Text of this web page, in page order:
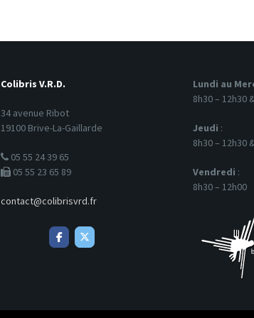
Colibris V.R.D.
34 avenue Ribot
19100 Brive-La-Gaillarde
05 55 24 39 65
05 55 23 65 89
contact@colibrisvrd.fr
Lundi au
8h30 – 12h30
Jeudi :
8h30 – 12h30
Vendredi :
8h30 – 12h00